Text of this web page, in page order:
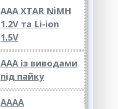
AAA XTAR NiMH
1.2V та Li-ion
1.5V
ААА із виводами
під пайку
АААА